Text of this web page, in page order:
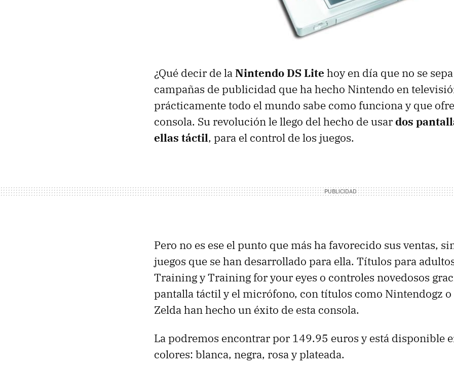
¿Qué decir de laNintendo DS Lite hoy en día que no se
campañas de publicidad que ha hecho Nintendo en
prácticamente todo el mundo sabe como funciona y que
consola. Su revolución le llego del hecho de usardos
ellas táctil, para el control de los juegos.
Pero no es ese el punto que más ha favorecido sus ventas,
juegos que se han desarrollado para ella. Títulos para
Training y Training for your eyes o controles novedosos
pantalla táctil y el micrófono, con títulos como Nintendogz
Zelda han hecho un éxito de esta consola.
La podremos encontrar por 149.95 euros y está disponible
colores: blanca, negra, rosa y plateada.